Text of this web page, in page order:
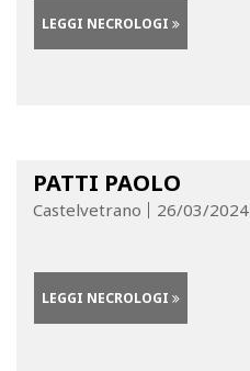
LEGGI NECROLOGI
PATTI PAOLO
Castelvetrano 26/03/2024
LEGGI NECROLOGI